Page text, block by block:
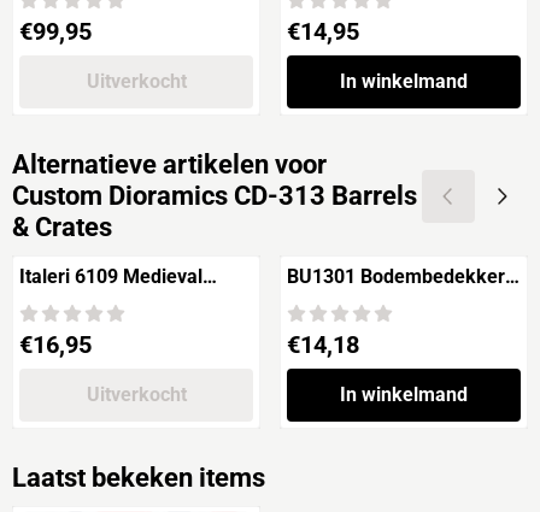
Prijs: 99,95
€99,95
Uitverkocht
Prijs: 14,95
€14,95
In winkelmand
Alternatieve artikelen voor
Custom Dioramics CD-313 Barrels
& Crates
Italeri 6109 Medieval
Challenge "XV Century"
Prijs: 16,95
€16,95
Uitverkocht
BU1301 Bodembedekker
DROOG GRAS
Prijs: 14,18
€14,18
In winkelmand
Laatst bekeken items